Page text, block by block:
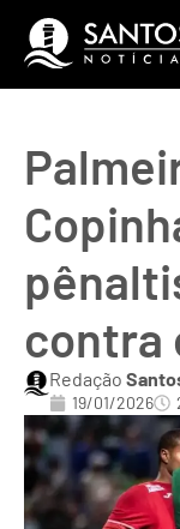
contra
Redação
19/01/2026